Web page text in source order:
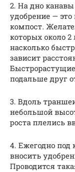
2. На дно
удобрение —
компост.
которых около 2
насколько
зависит
подальше друг
3. Вдоль
небольшой
роста плелись
4. Ежегодно
вносить
Проводится